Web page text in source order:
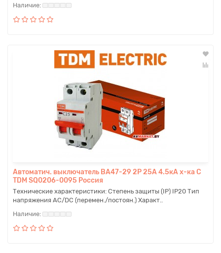
Автоматич. выключатель ВА47-29 2P 25A 4.5кА х-ка С
TDM SQ0206-0095 Россия
Технические характеристики: Степень защиты (IP) IP20 Тип
напряжения AC/DC (перемен./постоян.) Характ..